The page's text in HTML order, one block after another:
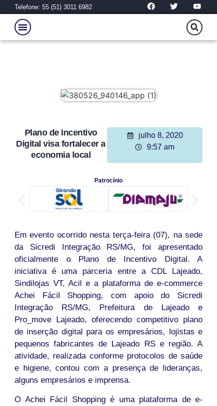
Telefone: 55 (51) 3011 6982
Plano de Incentivo
Digital visa fortalecer a
economia local
julho 8, 2020
9:57 am
Patrocínio
Em evento ocorrido nesta terça-feira (07), na sede
da Sicredi Integração RS/MG, foi apresentado
oficialmente o Plano de Incentivo Digital. A
iniciativa é uma parceria entre a CDL Lajeado,
Sindilojas VT, Acil e a plataforma de e-commerce
Achei Fácil Shopping, com apoio do Sicredi
Integração RS/MG, Prefeitura de Lajeado e
Pro_move Lajeado, oferecendo competitivo plano
de inserção digital para os empresários, lojistas e
pequenos fabricantes de Lajeado RS e região. A
atividade, realizada conforme protocolos de saúde
e higiene, contou com a presença de lideranças,
alguns empresários e imprensa.
O Achei Fácil Shopping é uma plataforma de e-